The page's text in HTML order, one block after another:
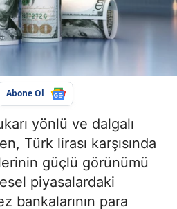
Abone Ol
yönlü ve dalgalı
Türk lirası karşısında
güçlü görünümü
piyasalardaki
bankalarının para